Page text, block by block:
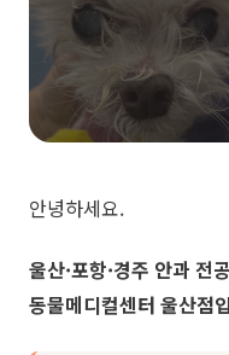
안녕하세요.
울산·포항·경주 안과 전
동물메디컬센터 울산점